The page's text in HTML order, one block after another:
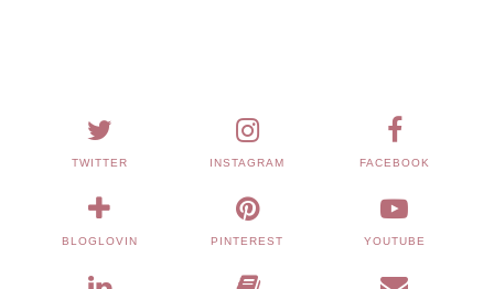
TWITTER INSTAGRAM FACEBOOK
BLOGLOVIN PINTEREST YOUTUBE